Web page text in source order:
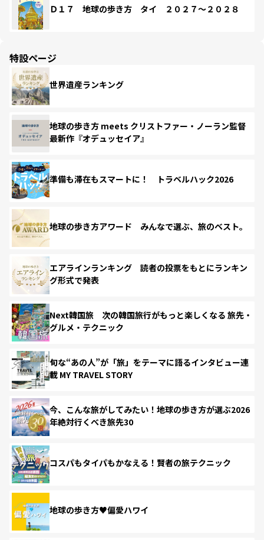
Ｄ１７ 地球の歩き方 タイ ２０２７～２０２８
特設ページ
世界遺産ランキング
地球の歩き方 meets クリストファー・ノーラン監督
最新作『オデュッセイア』
準備も滞在もスマートに！ トラベルハック2026
地球の歩き方アワード みんなで選ぶ、旅のベスト。
エアラインランキング 読者の投票をもとにランキン
グ形式で発表
Next韓国旅 次の韓国旅行がもっと楽しくなる 旅先・
グルメ・テクニック
旬な“あの人”が「旅」をテーマに語るインタビュー連
載 MY TRAVEL STORY
今、こんな旅がしてみたい！地球の歩き方が選ぶ2026
年絶対行くべき旅先30
コスパもタイパもかなえる！賢者の旅テクニック
地球の歩き方♥偏愛ハワイ